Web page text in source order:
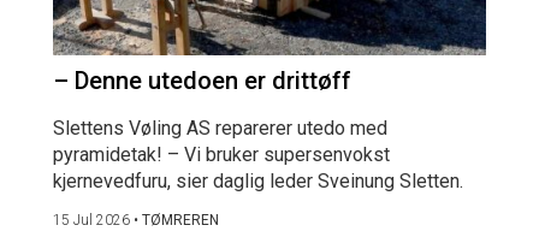
– Denne utedoen er drittøff
Slettens Vøling AS reparerer utedo med
pyramidetak! – Vi bruker supersenvokst
kjernevedfuru, sier daglig leder Sveinung Sletten.
15 Jul 2026 • TØMREREN